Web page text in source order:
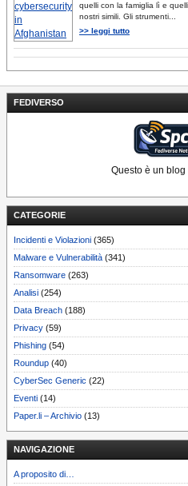
FEDIVERSO
Questo è un
CATEGORIE
Incidenti e Violazioni (365)
Malware e Vulnerabilità (341)
Ransomware (263)
Analisi (254)
Data Breach (188)
Privacy (59)
Phishing (54)
Roundup (40)
CyberSec Generic (22)
Eventi (14)
Paper.li – Archivio (13)
NAVIGAZIONE
A proposito di…
quelli con la famiglia lì e
nostri simili. Gli strumenti...
>> leggi tutto